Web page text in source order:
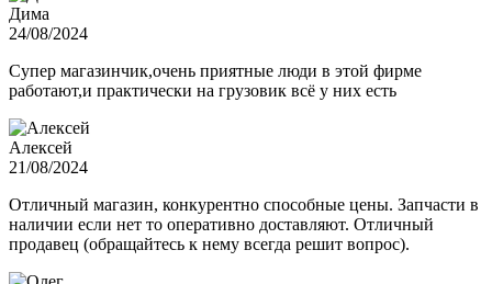
Дима
24/08/2024
Супер магазинчик,очень приятные люди в этой фирме
работают,и практически на грузовик всё у них есть
Алексей
21/08/2024
Отличный магазин, конкурентно способные цены. Запчасти в
наличии если нет то оперативно доставляют. Отличный
продавец (обращайтесь к нему всегда решит вопрос).